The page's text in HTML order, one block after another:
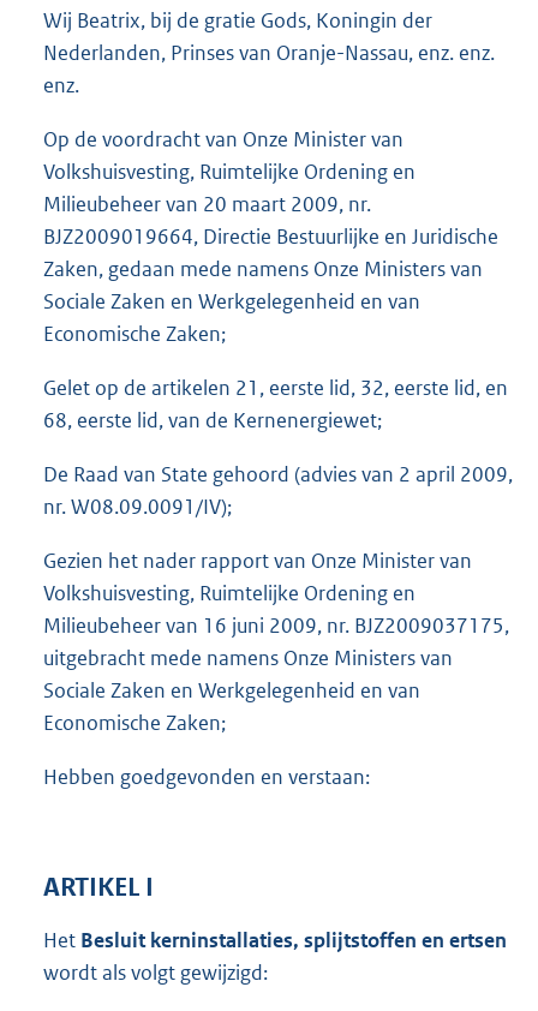
Wij Beatrix, bij de gratie Gods, Koningin der
Nederlanden, Prinses van Oranje-Nassau, enz. enz.
enz.
Op de voordracht van Onze Minister van
Volkshuisvesting, Ruimtelijke Ordening en
Milieubeheer van 20 maart 2009, nr.
BJZ2009019664, Directie Bestuurlijke en Juridische
Zaken, gedaan mede namens Onze Ministers van
Sociale Zaken en Werkgelegenheid en van
Economische Zaken;
Gelet op de artikelen 21, eerste lid, 32, eerste lid, en
68, eerste lid, van de Kernenergiewet;
De Raad van State gehoord (advies van 2 april 2009,
nr. W08.09.0091/IV);
Gezien het nader rapport van Onze Minister van
Volkshuisvesting, Ruimtelijke Ordening en
Milieubeheer van 16 juni 2009, nr. BJZ2009037175,
uitgebracht mede namens Onze Ministers van
Sociale Zaken en Werkgelegenheid en van
Economische Zaken;
Hebben goedgevonden en verstaan:
ARTIKEL I
Het Besluit kerninstallaties, splijtstoffen en ertsen
wordt als volgt gewijzigd: